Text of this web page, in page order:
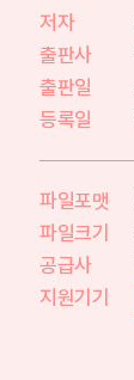
저자
출판사
출판일
등록일
파일포맷
파일크기
공급사
지원기기